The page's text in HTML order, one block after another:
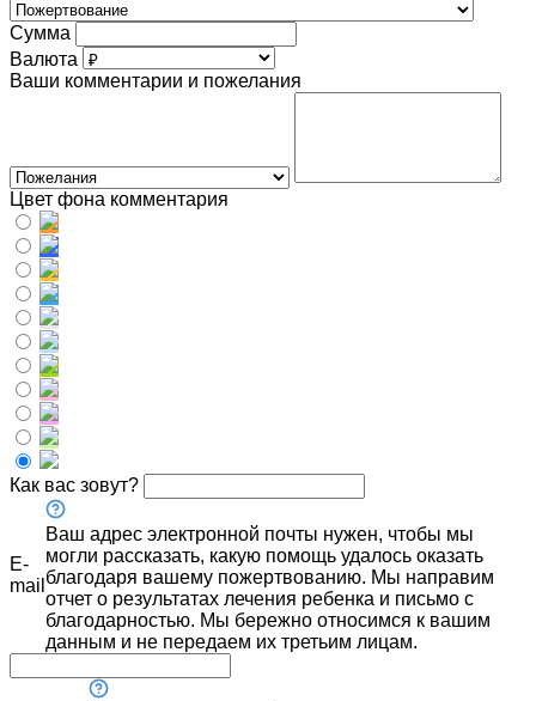
Сумма
Валюта
Ваши комментарии и пожелания
Цвет фона комментария
Как вас зовут?
E-
mail
Ваш адрес электронной почты нужен, чтобы мы
могли рассказать, какую помощь удалось оказать
благодаря вашему пожертвованию. Мы направим
отчет о результатах лечения ребенка и письмо с
благодарностью. Мы бережно относимся к вашим
данным и не передаем их третьим лицам.